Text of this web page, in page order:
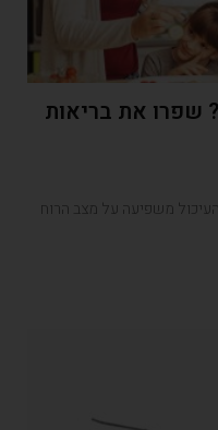
שפרו את בריאות
משפיעה על מצב הרוח